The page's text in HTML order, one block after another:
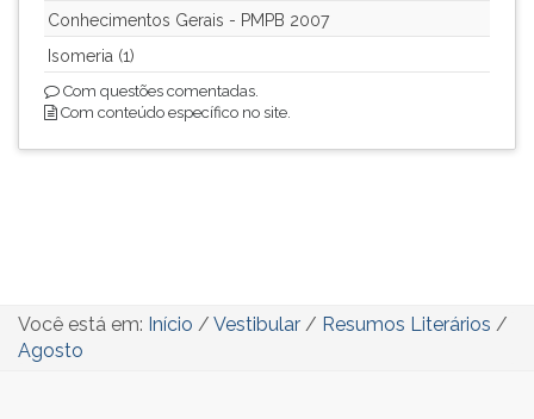
Conhecimentos Gerais - PMPB 2007
Isomeria (1)
Com questões comentadas.
Com conteúdo específico no site.
Você está em: Início / Vestibular / Resumos Literários /
Agosto